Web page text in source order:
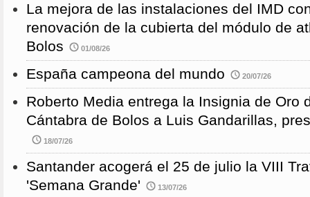
La mejora de las instalaciones del IMD
renovación de la cubierta del módulo de
Bolos
01/08/26
España campeona del mundo 20/07/26
Roberto Media entrega la Insignia de Oro
Cántabra de Bolos a Luis Gandarillas,
18/07/26
Santander acogerá el 25 de julio la VIII
'Semana Grande'
13/07/26